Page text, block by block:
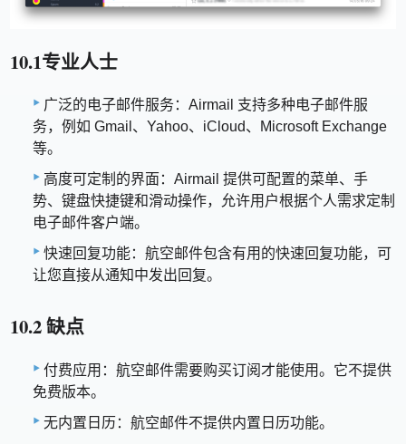
10.1专业人士
广泛的电子邮件服务：Airmail 支持多种电子邮件服
务，例如 Gmail、Yahoo、iCloud、Microsoft Exchange
等。
高度可定制的界面：Airmail 提供可配置的菜单、手
势、键盘快捷键和滑动操作，允许用户根据个人需求定制
电子邮件客户端。
快速回复功能：航空邮件包含有用的快速回复功能，可
让您直接从通知中发出回复。
10.2 缺点
付费应用：航空邮件需要购买订阅才能使用。它不提供
免费版本。
无内置日历：航空邮件不提供内置日历功能。